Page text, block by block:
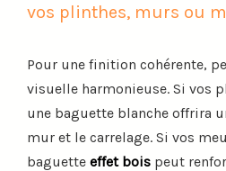
vos plinthes, murs ou
Pour une finition cohérente,
visuelle harmonieuse. Si vos
une baguette blanche offrira
mur et le carrelage. Si vos
baguette effet bois peut